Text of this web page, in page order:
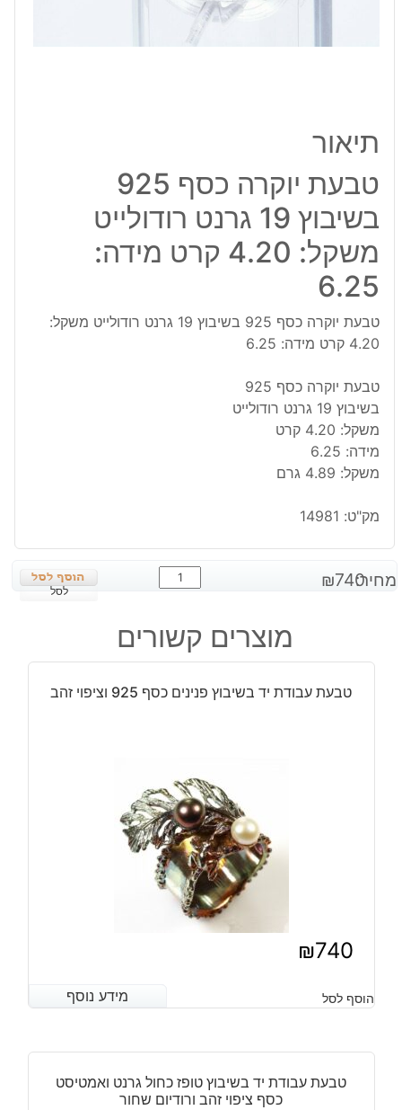
תיאור
טבעת יוקרה כסף 925
בשיבוץ 19 גרנט רודולייט
משקל: 4.20 קרט מידה:
6.25
טבעת יוקרה כסף 925 בשיבוץ 19 גרנט רודולייט משקל:
4.20 קרט מידה: 6.25
טבעת יוקרה כסף 925
בשיבוץ 19 גרנט רודולייט
משקל: 4.20 קרט
מידה: 6.25
משקל: 4.89 גרם
מק"ט: 14981
מחיר: ₪740
כמות
של
יוקרה
כסף
בשיבוץ
משקל:
4.20
קרט
מידה:
6.25
לסל
מוצרים קשורים
טבעת עבודת יד בשיבוץ פנינים כסף 925 וציפוי זהב
₪740
מידע נוסף הוסף לסל מידע נוסף
טבעת עבודת יד בשיבוץ טופז כחול גרנט ואמטיסט
כסף ציפוי זהב ורודיום שחור